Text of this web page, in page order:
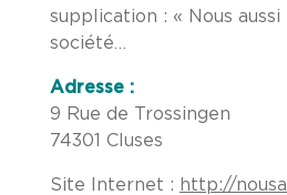
supplication : « Nous aussi
société…
Adresse :
9 Rue de Trossingen
74301 Cluses
Site Internet : http://